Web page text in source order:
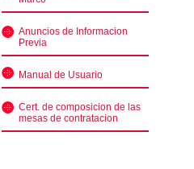
Anuncios de Informacion
Previa
Manual de Usuario
Cert. de composicion de las
mesas de contratacion